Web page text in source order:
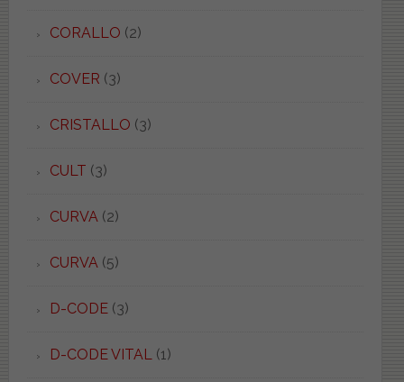
CORALLO (2)
COVER (3)
CRISTALLO (3)
CULT (3)
CURVA(2)
CURVA(5)
D-CODE(3)
D-CODE VITAL(1)